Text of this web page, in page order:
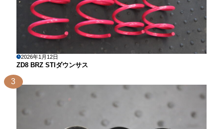
2026年1月12日
ZD8 BRZ STIダウンサス
3